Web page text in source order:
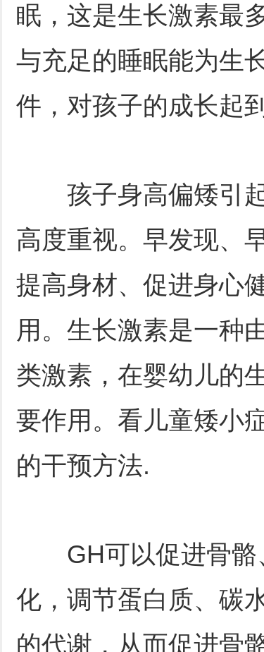
眠，这是生长激素最
与充足的睡眠能为生
件，对孩子的成长起
孩子身高偏矮引起
高度重视。早发现、
提高身材、促进身心
用。生长激素是一种
类激素，在婴幼儿的
要作用。看儿童矮小
的干预方法.
GH可以促进骨骼
化，调节蛋白质、碳
的代谢，从而促进骨